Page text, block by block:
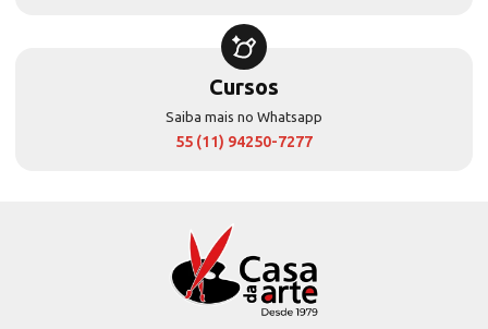
Cursos
Saiba mais no Whatsapp
55 (11) 94250-7277